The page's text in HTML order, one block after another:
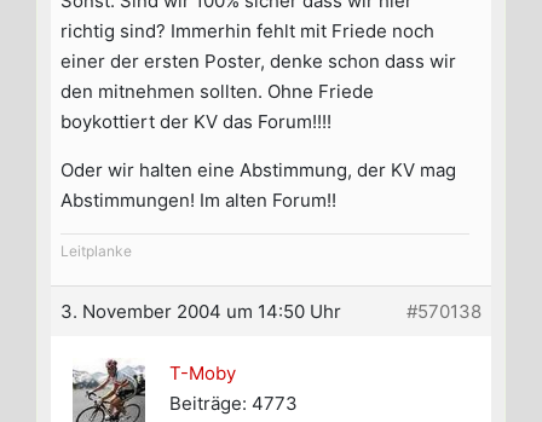
richtig sind? Immerhin fehlt mit Friede noch
einer der ersten Poster, denke schon dass wir
den mitnehmen sollten. Ohne Friede
boykottiert der KV das Forum!!!!
Oder wir halten eine Abstimmung, der KV mag
Abstimmungen! Im alten Forum!!
Leitplanke
3. November 2004 um 14:50 Uhr #570138
T-Moby
Beiträge: 4773